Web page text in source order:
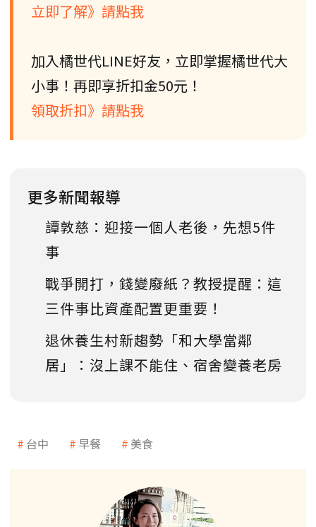
立即了解》請點我
加入橘世代LINE好友，立即掌握橘世代大
小事！再即享折扣金50元！
領取折扣》請點我
更多新聞報導
譚敦慈：迎接一個人老後，先想5件
事
戰爭開打，錢變廢紙？教授提醒：這
三件事比資產配置更重要！
退休養生村新趨勢「和大學當鄰
居」：沒上課不能住、宿舍變養老房
台中 早餐 美食